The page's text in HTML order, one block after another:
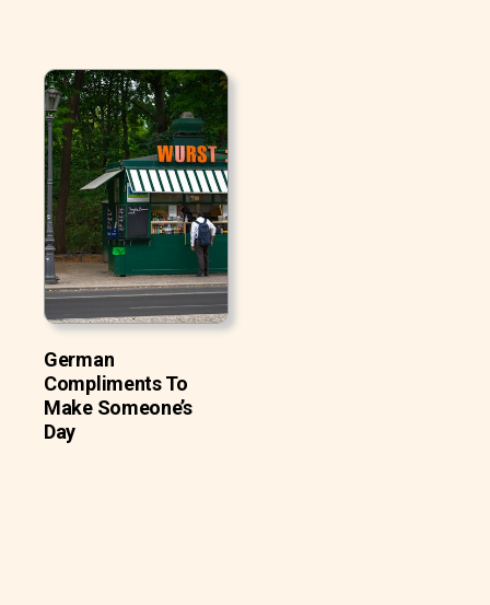
German
Compliments To
Make Someone’s
Day